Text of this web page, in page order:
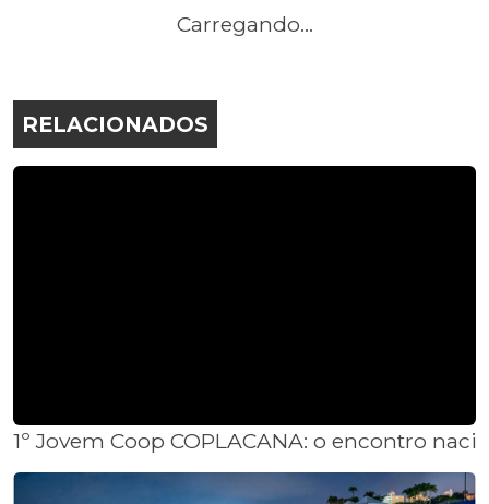
Carregando...
RELACIONADOS
1º Jovem Coop COPLACANA: o encontro